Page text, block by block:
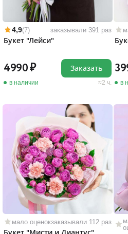
4,9(7) заказывали 391 раз
Букет "Лейси"
4990
в наличии 2 ч.
Заказать
в
мало оценокзаказывали 112 раз